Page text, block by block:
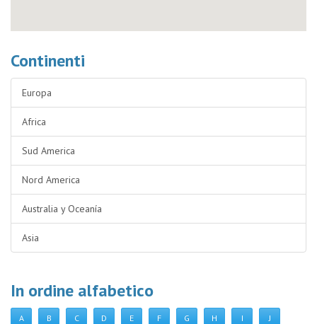
Continenti
Europa
Africa
Sud America
Nord America
Australia y Oceanía
Asia
In ordine alfabetico
A B C D E F G H I J